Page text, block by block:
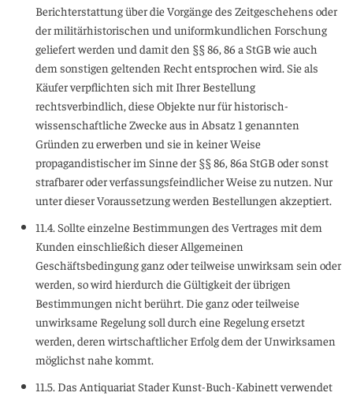
Berichterstattung über die Vorgänge des Zeitgeschehens oder
der militärhistorischen und uniformkundlichen Forschung
geliefert werden und damit den §§ 86, 86 a StGB wie auch
dem sonstigen geltenden Recht entsprochen wird. Sie als
Käufer verpflichten sich mit Ihrer Bestellung
rechtsverbindlich, diese Objekte nur für historisch-
wissenschaftliche Zwecke aus in Absatz 1 genannten
Gründen zu erwerben und sie in keiner Weise
propagandistischer im Sinne der §§ 86, 86a StGB oder sonst
strafbarer oder verfassungsfeindlicher Weise zu nutzen. Nur
unter dieser Voraussetzung werden Bestellungen akzeptiert.
11.4. Sollte einzelne Bestimmungen des Vertrages mit dem
Kunden einschließich dieser Allgemeinen
Geschäftsbedingung ganz oder teilweise unwirksam sein oder
werden, so wird hierdurch die Gültigkeit der übrigen
Bestimmungen nicht berührt. Die ganz oder teilweise
unwirksame Regelung soll durch eine Regelung ersetzt
werden, deren wirtschaftlicher Erfolg dem der Unwirksamen
möglichst nahe kommt.
11.5. Das Antiquariat Stader Kunst-Buch-Kabinett verwendet